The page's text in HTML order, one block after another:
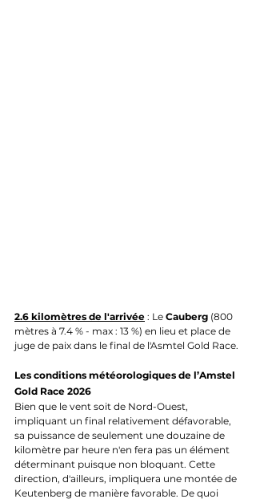
2.6 kilomètres de l'arrivée : Le Cauberg (800
mètres à 7.4 % - max : 13 %) en lieu et place de
juge de paix dans le final de l'Asmtel Gold Race.
Les conditions météorologiques de l’Amstel
Gold Race 2026
Bien que le vent soit de Nord-Ouest,
impliquant un final relativement défavorable,
sa puissance de seulement une douzaine de
kilomètre par heure n'en fera pas un élément
déterminant puisque non bloquant. Cette
direction, d'ailleurs, impliquera une montée de
Keutenberg de manière favorable. De quoi